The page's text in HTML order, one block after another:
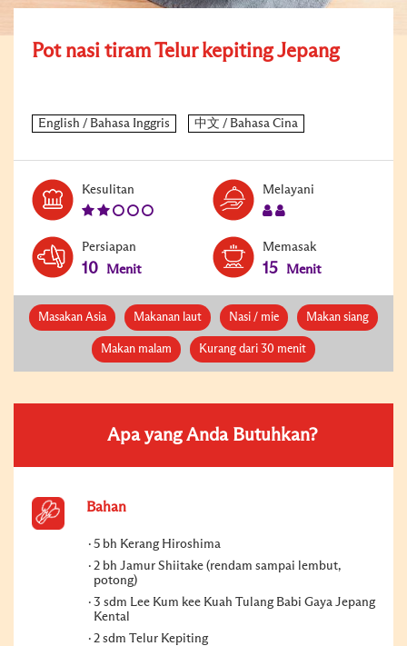
Pot nasi tiram Telur kepiting Jepang
Kesulitan Melayani
Persiapan
10 Menit
Memasak
15 Menit
Masakan Asia Makanan laut Nasi / mie Makan siang
Makan malam Kurang dari 30 menit
Apa yang Anda Butuhkan?
Bahan
5 bh Kerang Hiroshima
2 bh Jamur Shiitake (rendam sampai lembut,
potong)
3 sdm Lee Kum kee Kuah Tulang Babi Gaya Jepang
Kental
2 sdm Telur Kepiting